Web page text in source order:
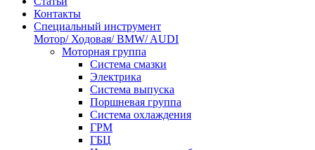
Контакты
Специальный инструмент
Мотор/ Ходовая/ BMW/ AUDI
Моторная группа
Система смазки
Электрика
Система выпуска
Поршневая группа
Система охлаждения
ГРМ
ГБЦ